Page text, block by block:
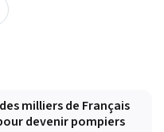
milliers de Français
devenir pompiers